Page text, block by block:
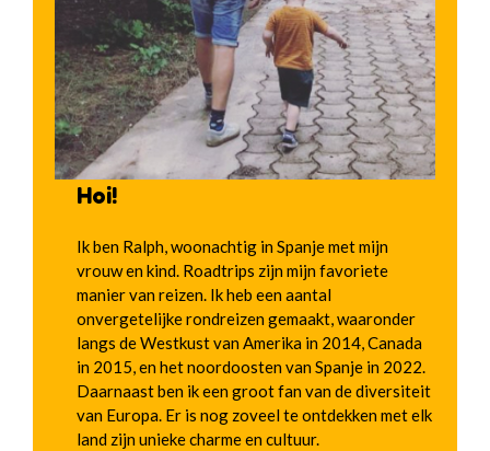
Hoi!
Ik ben Ralph, woonachtig in Spanje met mijn
vrouw en kind. Roadtrips zijn mijn favoriete
manier van reizen. Ik heb een aantal
onvergetelijke rondreizen gemaakt, waaronder
langs de Westkust van Amerika in 2014, Canada
in 2015, en het noordoosten van Spanje in 2022.
Daarnaast ben ik een groot fan van de diversiteit
van Europa. Er is nog zoveel te ontdekken met elk
land zijn unieke charme en cultuur.